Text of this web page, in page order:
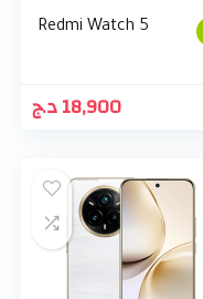
Redmi Watch 5
18,900د.ج